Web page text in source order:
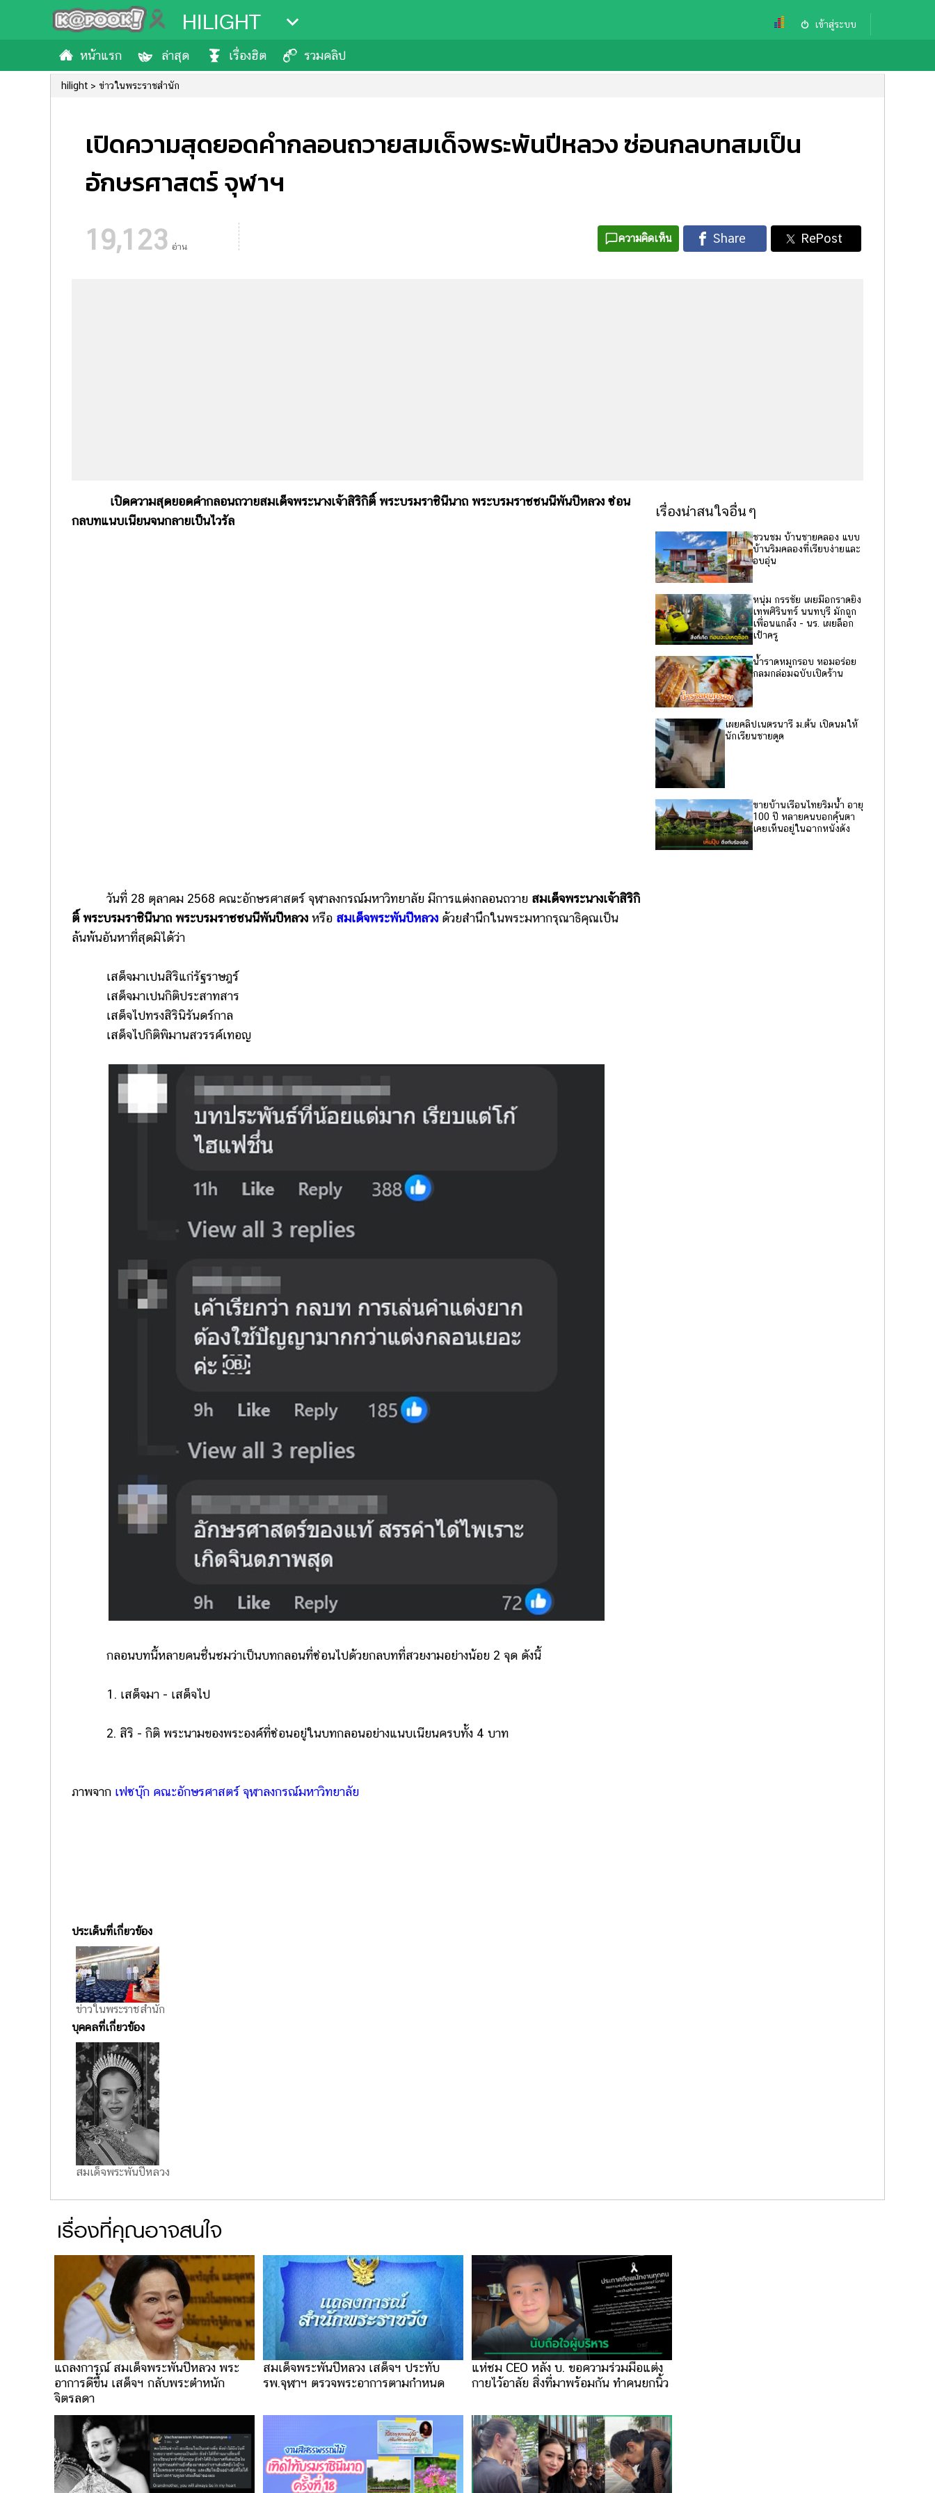
HILIGHT เข้าสู่ระบบ
หน้าแรก ล่าสุด เรื่องฮิต รวมคลิป
hilight ข่าวในพระราชสำนัก
เปิดความสุดยอดคำกลอนถวายสมเด็จพระพันปีหลวง ซ่อนกลบทสมเป็น
อักษรศาสตร์ จุฬาฯ
19,123 อ่าน
ความคิดเห็น
เปิดความสุดยอดคำกลอนถวายสมเด็จพระนางเจ้าสิริกิติ์ พระบรมราชินีนาถ พระบรมราชชนนีพันปีหลวง ซ่อน
กลบทแนบเนียนจนกลายเป็นไวรัล
วันที่ 28 ตุลาคม 2568 คณะอักษรศาสตร์ จุฬาลงกรณ์มหาวิทยาลัย มีการแต่งกลอนถวาย สมเด็จพระนางเจ้าสิริกิ
ติ์ พระบรมราชินีนาถ พระบรมราชชนนีพันปีหลวง หรือ สมเด็จพระพันปีหลวง ด้วยสำนึกในพระมหากรุณาธิคุณเป็น
ล้นพ้นอันหาที่สุดมิได้ว่า
เสด็จมาเปนสิริแก่รัฐราษฎร์
เสด็จมาเปนกิติประสาทสาร
เสด็จไปทรงสิรินิรันดร์กาล
เสด็จไปกิติพิมานสวรรค์เทอญ
กลอนบทนี้หลายคนชื่นชมว่าเป็นบทกลอนที่ซ่อนไปด้วยกลบทที่สวยงามอย่างน้อย 2 จุด ดังนี้
1. เสด็จมา - เสด็จไป
2. สิริ - กิติ พระนามของพระองค์ที่ซ่อนอยู่ในบทกลอนอย่างแนบเนียนครบทั้ง 4 บาท
ภาพจาก เฟซบุ๊ก คณะอักษรศาสตร์ จุฬาลงกรณ์มหาวิทยาลัย
ประเด็นที่เกี่ยวข้อง
ข่าวในพระราชสำนัก
บุคคลที่เกี่ยวข้อง
สมเด็จพระพันปีหลวง
เรื่องน่าสนใจอื่นๆ
ชวนชม บ้านชายคลอง แบบ
บ้านริมคลองที่เรียบง่ายและ
อบอุ่น
หนุ่ม กรรชัย เผยมือกราดยิง
เทพศิรินทร์ นนทบุรี มักถูก
เพื่อนแกล้ง - นร. เผยล็อก
เป้าครู
น้ำราดหมูกรอบ หอมอร่อย
กลมกล่อมฉบับเปิดร้าน
เผยคลิปเนตรนารี ม.ต้น เปิดนมให้
นักเรียนชายดูด
ขายบ้านเรือนไทยริมน้ำ อายุ
100 ปี หลายคนบอกคุ้นตา
เคยเห็นอยู่ในฉากหนังดัง
เรื่องที่คุณอาจสนใจ
แถลงการณ์ สมเด็จพระพันปีหลวง พระ
อาการดีขึ้น เสด็จฯ กลับพระตำหนัก
จิตรลดา
สมเด็จพระพันปีหลวง เสด็จฯ ประทับ
รพ.จุฬาฯ ตรวจพระอาการตามกำหนด
แห่ชม CEO หลัง บ. ขอความร่วมมือแต่ง
กายไว้อาลัย สิ่งที่มาพร้อมกัน ทำคนยกนิ้ว